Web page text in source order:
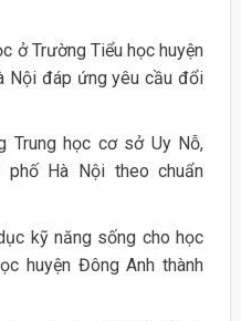
ở Trường Tiểu học huyện
Nội đáp ứng yêu cầu đổi
Trung học cơ sở Uy Nỗ,
phố Hà Nội theo chuẩn
kỹ năng sống cho học
huyện Đông Anh thành